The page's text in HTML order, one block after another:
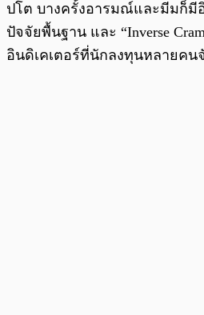
ปโต บางครั้งอารมณ์และมีมก็
ปัจจัยพื้นฐาน และ “Inverse
อินดิเคเตอร์ที่นักลงทุนหลายคน